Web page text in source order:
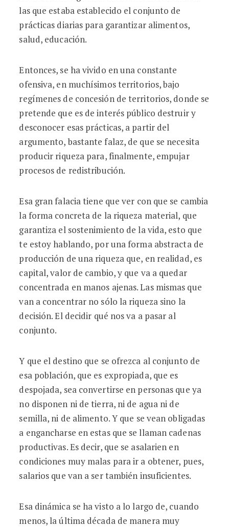
las que estaba establecido el conjunto de
prácticas diarias para garantizar alimentos,
salud, educación.
Entonces, se ha vivido en una constante
ofensiva, en muchísimos territorios, bajo
regímenes de concesión de territorios, donde se
pretende que es de interés público destruir y
desconocer esas prácticas, a partir del
argumento, bastante falaz, de que se necesita
producir riqueza para, finalmente, empujar
procesos de redistribución.
Esa gran falacia tiene que ver con que se cambia
la forma concreta de la riqueza material, que
garantiza el sostenimiento de la vida, esto que
te estoy hablando, por una forma abstracta de
producción de una riqueza que, en realidad, es
capital, valor de cambio, y que va a quedar
concentrada en manos ajenas. Las mismas que
van a concentrar no sólo la riqueza sino la
decisión. El decidir qué nos va a pasar al
conjunto.
Y que el destino que se ofrezca al conjunto de
esa población, que es expropiada, que es
despojada, sea convertirse en personas que ya
no disponen ni de tierra, ni de agua ni de
semilla, ni de alimento. Y que se vean obligadas
a engancharse en estas que se llaman cadenas
productivas. Es decir, que se asalarien en
condiciones muy malas para ir a obtener, pues,
salarios que van a ser también insuficientes.
Esa dinámica se ha visto a lo largo de, cuando
menos, la última década de manera muy